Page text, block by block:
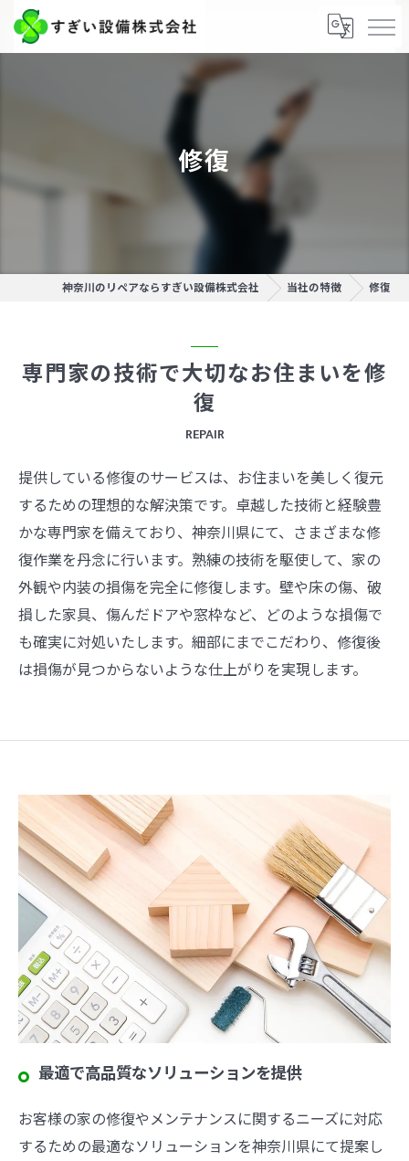
修復
神奈川のリペアならすぎい設備株式会社 当社の特徴 修復
専門家の技術で大切なお住まいを修
復
REPAIR
提供している修復のサービスは、お住まいを美しく復元
するための理想的な解決策です。卓越した技術と経験豊
かな専門家を備えており、神奈川県にて、さまざまな修
復作業を丹念に行います。熟練の技術を駆使して、家の
外観や内装の損傷を完全に修復します。壁や床の傷、破
損した家具、傷んだドアや窓枠など、どのような損傷で
も確実に対処いたします。細部にまでこだわり、修復後
は損傷が見つからないような仕上がりを実現します。
最適で高品質なソリューションを提供
お客様の家の修復やメンテナンスに関するニーズに対応
するための最適なソリューションを神奈川県にて提案し